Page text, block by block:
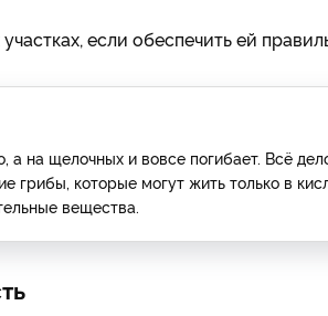
если обеспечить ей
а на щелочных и вовсе погибает. Всё
грибы, которые могут жить только в
вещества.